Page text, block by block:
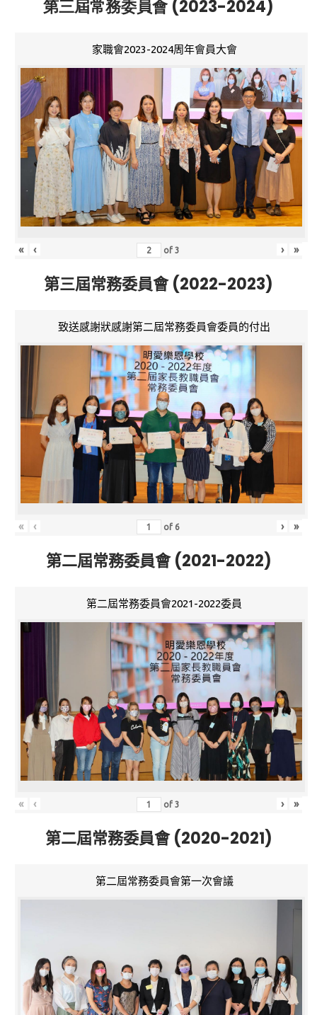
第三屆常務委員會 (2023-2024)
家職會2023-2024周年會員大會
« ‹ of3 › »
第三屆常務委員會 (2022-2023)
致送感謝狀感謝第二屆常務委員會委員的付出
« ‹ of 6 › »
第二屆常務委員會 (2021-2022)
第二屆常務委員會2021-2022委員
« ‹ of3 › »
第二屆常務委員會 (2020-2021)
第二屆常務委員會第一次會議